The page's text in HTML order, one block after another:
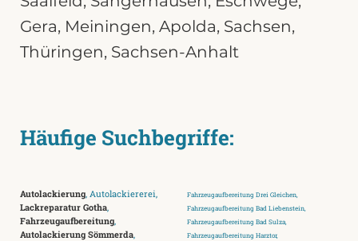
Gera, Meiningen, Apolda, Sachsen,
Thüringen, Sachsen-Anhalt
Häufige Suchbegriffe:
Autolackierung, Autolackiererei,
Lackreparatur Gotha,
Fahrzeugaufbereitung,
Autolackierung Sömmerda,
Fahrzeugaufbereitung Drei Gleichen,
Fahrzeugaufbereitung Bad Liebenstein,
Fahrzeugaufbereitung Bad Sulza,
Fahrzeugaufbereitung Harztor,